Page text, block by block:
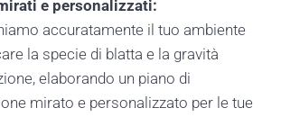
e personalizzati:
accuratamente il tuo ambiente
la specie di blatta e la gravità
elaborando un piano di
mirato e personalizzato per le tue